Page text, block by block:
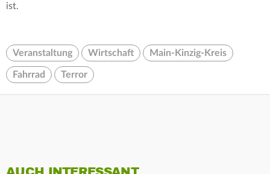
ist.
Veranstaltung Wirtschaft Main-Kinzig-Kreis
Fahrrad Terror